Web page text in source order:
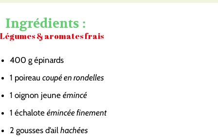
Ingrédients :
Légumes & aromates frais
400 g épinards
1 poireau coupé en rondelles
1 oignon jeune émincé
1 échalote émincée finement
2 gousses d’ail hachées